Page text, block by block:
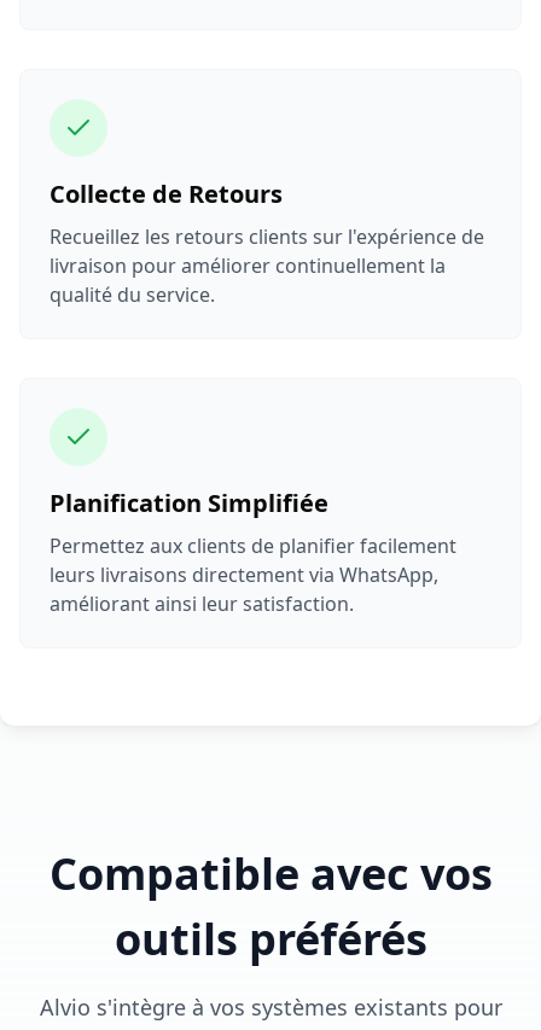
Collecte de Retours
Recueillez les retours clients sur l'expérience de
livraison pour améliorer continuellement la
qualité du service.
Planification Simplifiée
Permettez aux clients de planifier facilement
leurs livraisons directement via WhatsApp,
améliorant ainsi leur satisfaction.
Compatible avec vos
outils préférés
Alvio s'intègre à vos systèmes existants pour